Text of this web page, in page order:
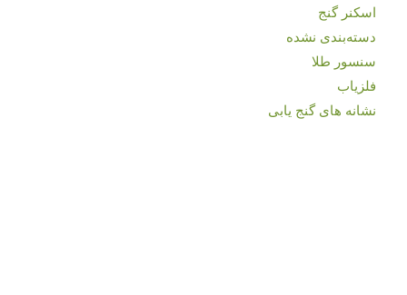
اسکنر گنج
دسته‌بندی نشده
سنسور طلا
فلزیاب
نشانه های گنج یابی